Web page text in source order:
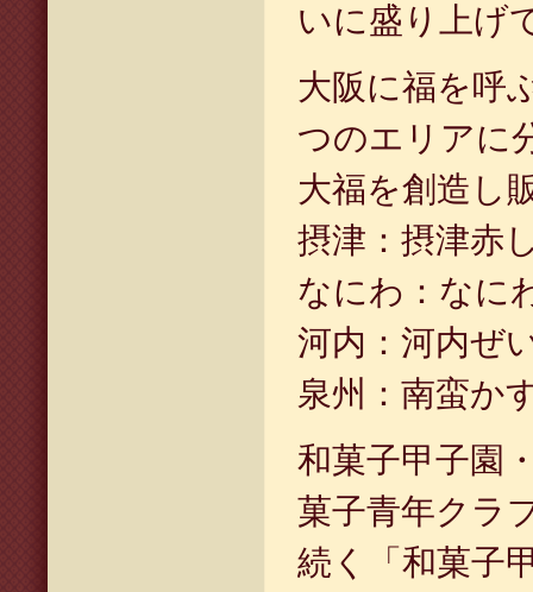
いに盛り上げ
大阪に福を呼
つのエリアに
大福を創造し
摂津：摂津赤
なにわ：なに
河内：河内ぜ
泉州：南蛮か
和菓子甲子園
菓子青年クラ
続く「和菓子